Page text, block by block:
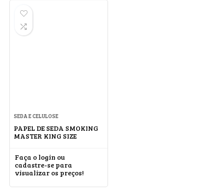
SEDA E CELULOSE
PAPEL DE SEDA SMOKING
MASTER KING SIZE
Faça o login ou
cadastre-se para
visualizar os preços!